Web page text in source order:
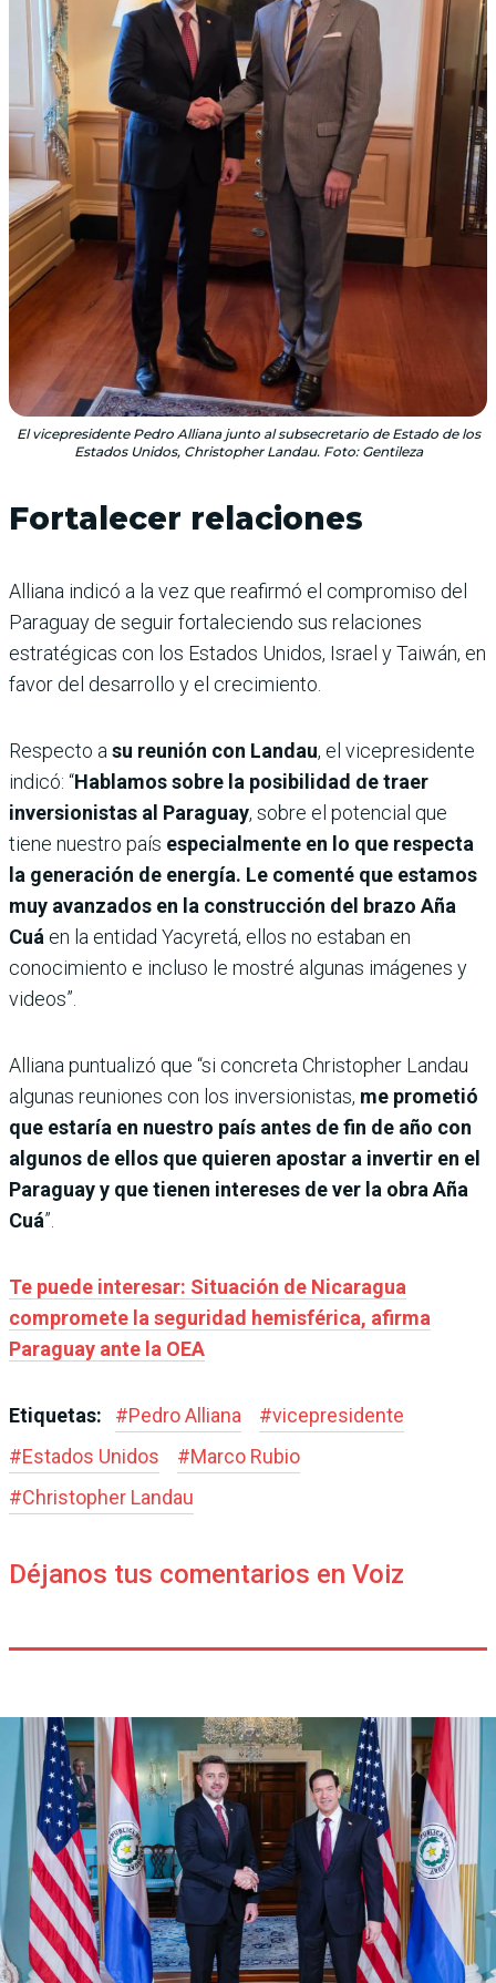
El vicepresidente Pedro Alliana junto al subsecretario de Estado de los
Estados Unidos, Christopher Landau. Foto: Gentileza
Fortalecer relaciones
Alliana indicó a la vez que reafirmó el compromiso del
Paraguay de seguir fortaleciendo sus relaciones
estratégicas con los Estados Unidos, Israel y Taiwán, en
favor del desarrollo y el crecimiento.
Respecto a su reunión con Landau, el vicepresidente
indicó: “Hablamos sobre la posibilidad de traer
inversionistas al Paraguay, sobre el potencial que
tiene nuestro país especialmente en lo que respecta
la generación de energía. Le comenté que estamos
muy avanzados en la construcción del brazo Aña
Cuá en la entidad Yacyretá, ellos no estaban en
conocimiento e incluso le mostré algunas imágenes y
videos”.
Alliana puntualizó que “si concreta Christopher Landau
algunas reuniones con los inversionistas, me prometió
que estaría en nuestro país antes de fin de año con
algunos de ellos que quieren apostar a invertir en el
Paraguay y que tienen intereses de ver la obra Aña
Cuá”.
Te puede interesar: Situación de Nicaragua
compromete la seguridad hemisférica, afirma
Paraguay ante la OEA
Etiquetas: #Pedro Alliana #vicepresidente
#Estados Unidos #Marco Rubio
#Christopher Landau
Déjanos tus comentarios en Voiz